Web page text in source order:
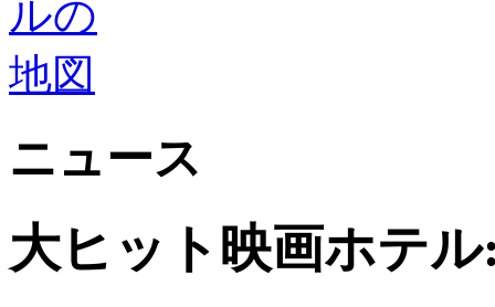
ニュース
大ヒット映画ホテ